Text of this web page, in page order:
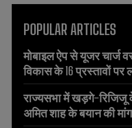
POPULAR ARTICLES
मोबाइल ऐप से यूजर चार्ज
विकास के 16 प्रस्तावों पर
राज्यसभा में खड़गे-रिजिजू
अमित शाह के बयान की